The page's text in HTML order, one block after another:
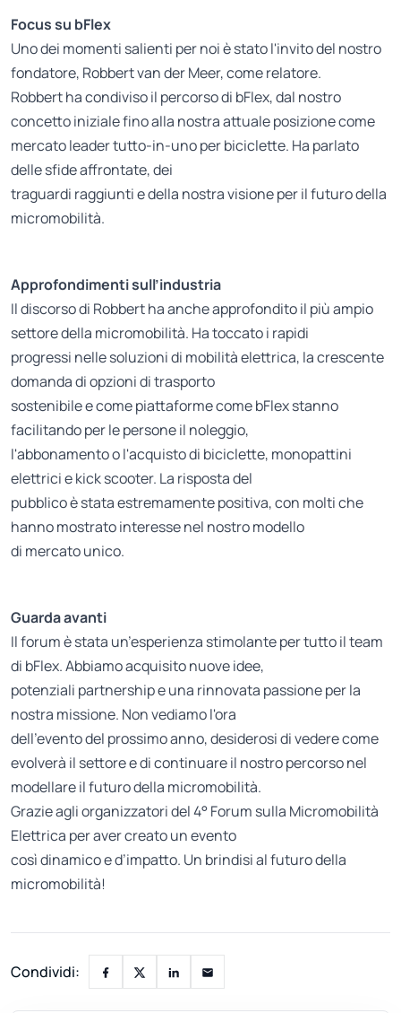
Focus su bFlex
Uno dei momenti salienti per noi è stato l'invito del nostro
fondatore, Robbert van der Meer, come relatore.
Robbert ha condiviso il percorso di bFlex, dal nostro
concetto iniziale fino alla nostra attuale posizione come
mercato leader tutto-in-uno per biciclette. Ha parlato
delle sfide affrontate, dei
traguardi raggiunti e della nostra visione per il futuro della
micromobilità.
Approfondimenti sull’industria
Il discorso di Robbert ha anche approfondito il più ampio
settore della micromobilità. Ha toccato i rapidi
progressi nelle soluzioni di mobilità elettrica, la crescente
domanda di opzioni di trasporto
sostenibile e come piattaforme come bFlex stanno
facilitando per le persone il noleggio,
l'abbonamento o l'acquisto di biciclette, monopattini
elettrici e kick scooter. La risposta del
pubblico è stata estremamente positiva, con molti che
hanno mostrato interesse nel nostro modello
di mercato unico.
Guarda avanti
Il forum è stata un’esperienza stimolante per tutto il team
di bFlex. Abbiamo acquisito nuove idee,
potenziali partnership e una rinnovata passione per la
nostra missione. Non vediamo l'ora
dell’evento del prossimo anno, desiderosi di vedere come
evolverà il settore e di continuare il nostro percorso nel
modellare il futuro della micromobilità.
Grazie agli organizzatori del 4° Forum sulla Micromobilità
Elettrica per aver creato un evento
così dinamico e d’impatto. Un brindisi al futuro della
micromobilità!
Condividi: